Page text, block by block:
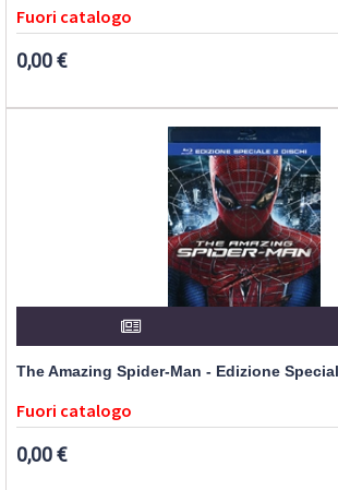
Fuori catalogo
0,00 €
The Amazing Spider-Man - Edizione
Fuori catalogo
0,00 €